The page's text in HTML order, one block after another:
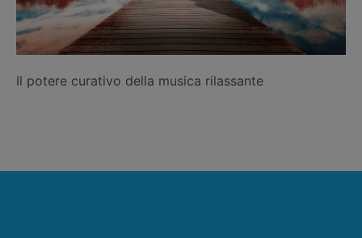
Il potere curativo della musica rilassante